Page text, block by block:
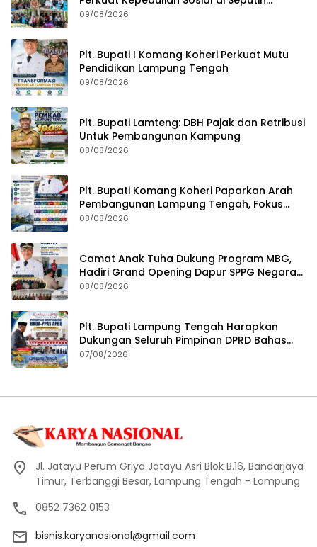
Mataram
09/08/2026
Plt. Bupati I Komang Koheri Perkuat Mutu
Pendidikan Lampung Tengah
09/08/2026
Plt. Bupati Lamteng: DBH Pajak dan Retribusi
Untuk Pembangunan Kampung
08/08/2026
Plt. Bupati Komang Koheri Paparkan Arah
Pembangunan Lampung Tengah, Fokus
pada SDM, Ekonomi, Infrastruktur dan
08/08/2026
Camat Anak Tuha Dukung Program MBG,
Hadiri Grand Opening Dapur SPPG Negara
Aji Tua Lampung Tengah
08/08/2026
Plt. Bupati Lampung Tengah Harapkan
Dukungan Seluruh Pimpinan DPRD Bahas
RKUA-PPAS APBD Tahun 2027
07/08/2026
Jl. Jatayu Perum Griya Jatayu Asri Blok B.16, Bandarjaya
Timur, Terbanggi Besar, Lampung Tengah - Lampung
0852 7362 0153
bisnis.karyanasional@gmail.com